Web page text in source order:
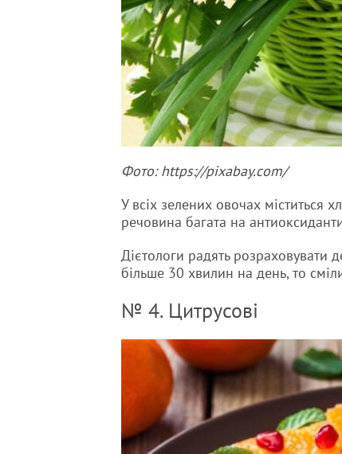
Фото: https://pixabay.com/
У всіх зелених овочах міститься
речовина багата на
Дієтологи радять розраховувати
більше 30 хвилин на день, то
№ 4. Цитрусові